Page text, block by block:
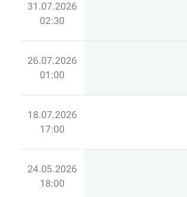
31.07.2026
02:30
26.07.2026
01:00
18.07.2026
17:00
24.05.2026
18:00